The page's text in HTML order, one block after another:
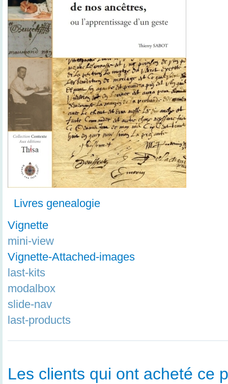
Livres genealogie
Vignette
mini-view
Vignette-Attached-images
last-kits
modalbox
slide-nav
last-products
Les clients qui ont acheté ce